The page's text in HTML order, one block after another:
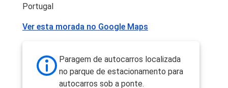
Portugal
Ver esta morada no Google Maps
Paragem de autocarros localizada
no parque de estacionamento para
autocarros sob a ponte.